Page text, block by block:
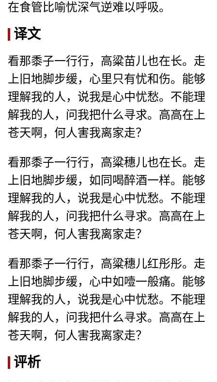
在食管比喻忧深气逆难以呼吸。
译文
看那黍子一行行，高粱苗儿也在长。走
上旧地脚步缓，心里只有忧和伤。能够
理解我的人，说我是心中忧愁。不能理
解我的人，问我把什么寻求。高高在上
苍天啊，何人害我离家走？
看那黍子一行行，高粱穗儿也在长。走
上旧地脚步缓，如同喝醉酒一样。能够
理解我的人，说我是心中忧愁。不能理
解我的人，问我把什么寻求。高高在上
苍天啊，何人害我离家走？
看那黍子一行行，高粱穗儿红彤彤。走
上旧地脚步缓，心中如噎一般痛。能够
理解我的人，说我是心中忧愁。不能理
解我的人，问我把什么寻求。高高在上
苍天啊，何人害我离家走？
评析